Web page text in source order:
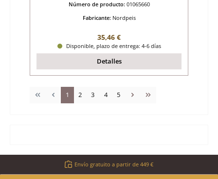
Número de producto: 01065660
Fabricante: Nordpeis
Precio normal:
35,46 €
Disponible, plazo de entrega: 4-6 días
Detalles
Página
1 Página
2 Página
3 Página
4 Página
5
Envío gratuito a partir de 449 €